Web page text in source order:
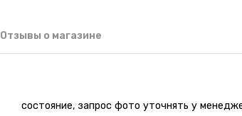
Отзывы о магазине
состояние, запрос фото уточнять у